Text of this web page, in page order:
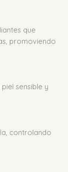
que
promoviendo
sensible y
controlando